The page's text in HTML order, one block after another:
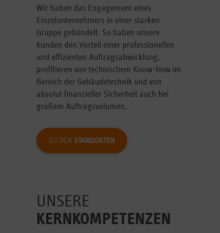
Wir haben das Engagement eines
Einzelunternehmers in einer starken
Gruppe gebündelt. So haben unsere
Kunden den Vorteil einer professionellen
und effizienten Auftragsabwicklung,
profitieren von technischem Know-how im
Bereich der Gebäudetechnik und von
absolut finanzieller Sicherheit auch bei
großem Auftragsvolumen.
ZU DEN STANDORTEN
UNSERE
KERNKOMPETENZEN